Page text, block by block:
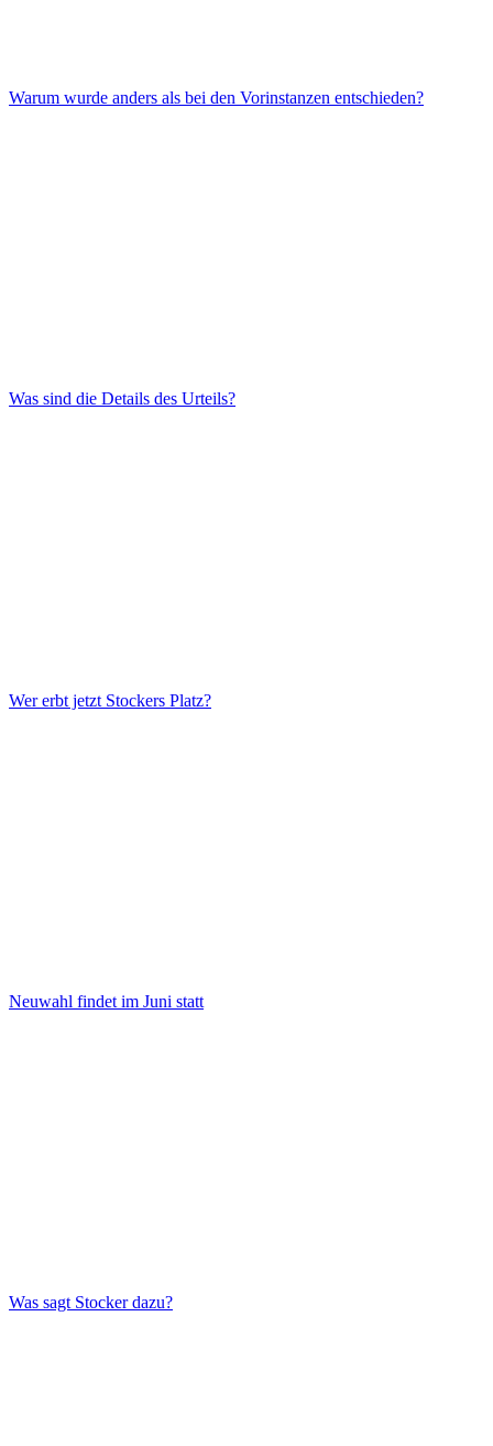
Warum wurde anders als bei den Vorinstanzen entschieden?
Was sind die Details des Urteils?
Wer erbt jetzt Stockers Platz?
Neuwahl findet im Juni statt
Was sagt Stocker dazu?